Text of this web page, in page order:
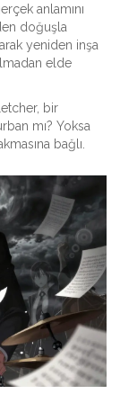
anlamını
doğuşla
yeniden inşa
elde
bir
mı? Yoksa
bağlı.